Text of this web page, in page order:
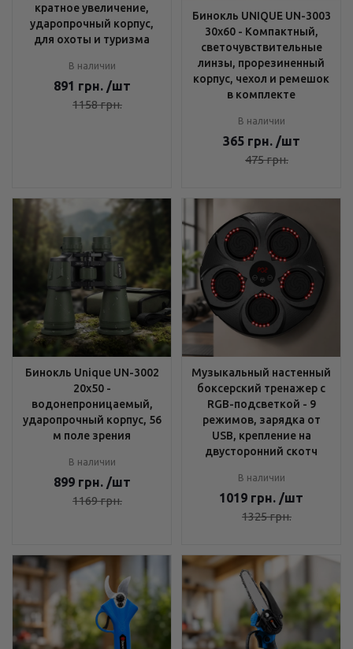
кратное увеличение,
ударопрочный корпус,
для охоты и туризма
В наличии
891 грн. /шт
1158грн.
Бинокль UNIQUE UN-3003
30x60 - Компактный,
светочувствительные
линзы, прорезиненный
корпус, чехол и ремешок
в комплекте
В наличии
365 грн. /шт
475грн.
Бинокль Unique UN-3002
20x50 -
водонепроницаемый,
ударопрочный корпус, 56
м поле зрения
В наличии
899 грн. /шт
1169грн.
Музыкальный настенный
боксерский тренажер с
RGB-подсветкой - 9
режимов, зарядка от
USB, крепление на
двусторонний скотч
В наличии
1019 грн. /шт
1325грн.